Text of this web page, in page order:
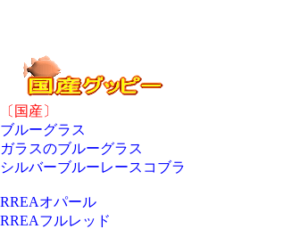
〔国産〕
ブルーグラス
ガラスのブルーグラス
シルバーブルーレースコブラ
RREAオパール
RREAフルレッド